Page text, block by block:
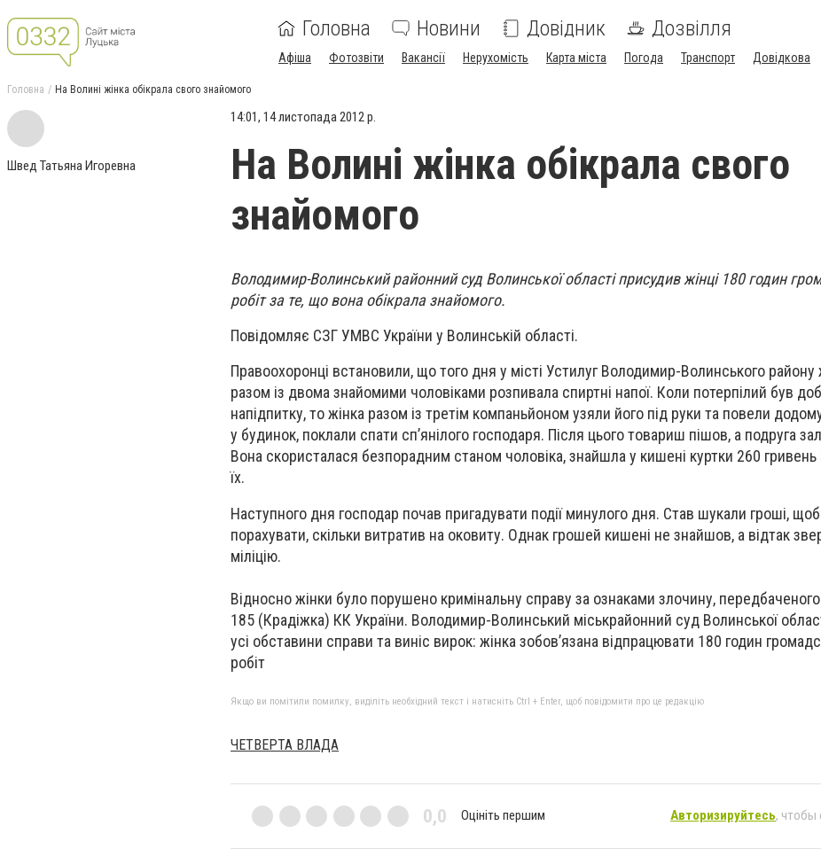
Головна Новини Довідник Дозвілля
Афіша Фотозвіти Вакансії Нерухомість Карта міста Погода Транспорт Довідкова
Головна На Волині жінка обікрала свого знайомого
Швед Татьяна Игоревна
14:01, 14 листопада 2012 р.
На Волині жінка обікрала свого
знайомого
Володимир-Волинський районний суд Волинської області присудив жінці 180 годин
робіт за те, що вона обікрала знайомого.
Повідомляє СЗГ УМВС України у Волинській області.
Правоохоронці встановили, що того дня у місті Устилуг Володимир-Волинського району
разом із двома знайомими чоловіками розпивала спиртні напої. Коли потерпілий був
напідпитку, то жінка разом із третім компаньйоном узяли його під руки та повели
у будинок, поклали спати сп’янілого господаря. Після цього товариш пішов, а подруга
Вона скористалася безпорадним станом чоловіка, знайшла у кишені куртки 260 гривень
їх.
Наступного дня господар почав пригадувати події минулого дня. Став шукали гроші,
порахувати, скільки витратив на оковиту. Однак грошей кишені не знайшов, а відтак
міліцію.
Відносно жінки було порушено кримінальну справу за ознаками злочину,
185 (Крадіжка) КК України. Володимир-Волинський міськрайонний суд Волинської
усі обставини справи та виніс вирок: жінка зобов’язана відпрацювати 180 годин
робіт
Якщо ви помітили помилку, виділіть необхідний текст і натисніть Ctrl + Enter, щоб повідомити про це редакцію
ЧЕТВЕРТА ВЛАДА
0,0 Оцініть першим Авторизируйтесь, чтобы